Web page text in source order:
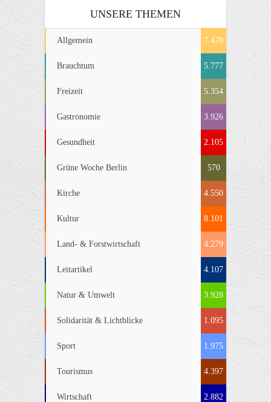
UNSERE THEMEN
Allgemein 7.478
Brauchtum 5.777
Freizeit 5.354
Gastronomie 3.926
Gesundheit 2.105
Grüne Woche Berlin 570
Kirche 4.550
Kultur 8.101
Land- & Forstwirtschaft 4.279
Leitartikel 4.107
Natur & Umwelt 3.928
Solidarität & Lichtblicke 1.095
Sport 1.975
Tourismus 4.397
Wirtschaft 2.882